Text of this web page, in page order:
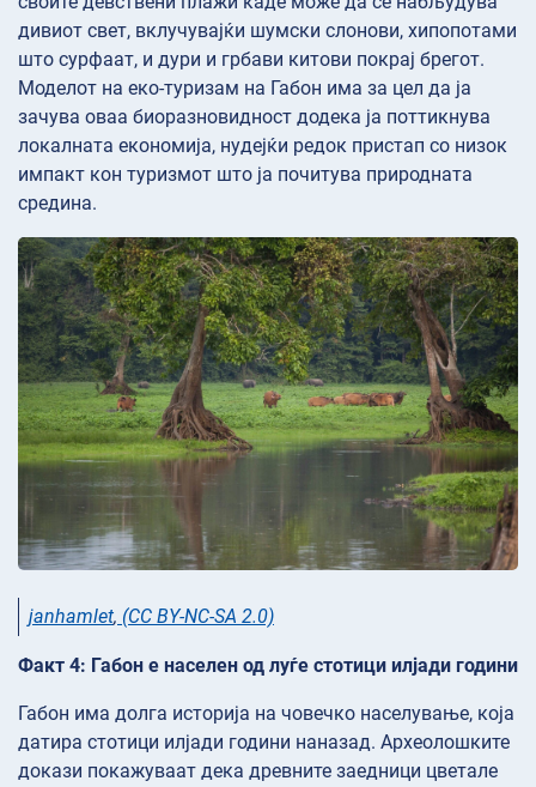
дивиот свет, вклучувајќи шумски слонови, хипопотами
што сурфаат, и дури и грбави китови покрај брегот.
Моделот на еко-туризам на Габон има за цел да ја
зачува оваа биоразновидност додека ја поттикнува
локалната економија, нудејќи редок пристап со низок
импакт кон туризмот што ја почитува природната
средина.
janhamlet, (CC BY-NC-SA 2.0)
Факт 4: Габон е населен од луѓе стотици илјади години
Габон има долга историја на човечко населување, која
датира стотици илјади години наназад. Археолошките
докази покажуваат дека древните заедници цветале